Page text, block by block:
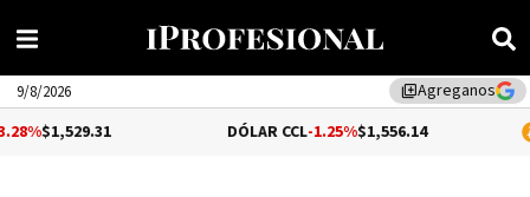
library_addAgreganos
9/8/2026
-1.25%$1,556.14